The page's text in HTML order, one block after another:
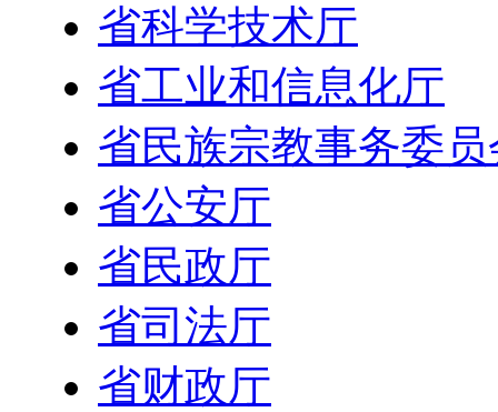
省科学技术厅
省工业和信息化厅
省民族宗教事务委员
省公安厅
省民政厅
省司法厅
省财政厅